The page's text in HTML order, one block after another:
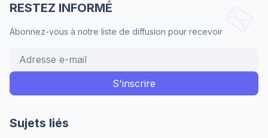
RESTEZ INFORMÉ
Abonnez-vous à notre liste de diffusion pour recevoir
Sujets liés